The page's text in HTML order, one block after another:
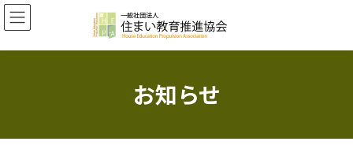
コ
ン
ン
ナ
ビ
ー
お知らせ